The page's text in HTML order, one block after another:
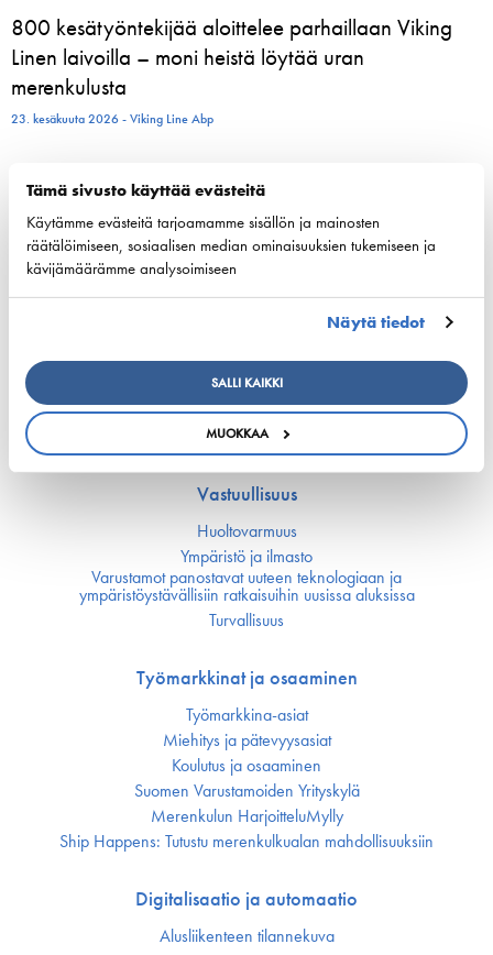
Tämä sivusto käyttää evästeitä
Käytämme evästeitä tarjoamamme sisällön ja mainosten
räätälöimiseen, sosiaalisen median ominaisuuksien tukemiseen ja
kävijämäärämme analysoimiseen
Näytä tiedot
SALLI KAIKKI
MUOKKAA
800 kesätyöntekijää aloittelee parhaillaan Viking
Linen laivoilla – moni heistä löytää uran
merenkulusta
23. kesäkuuta 2026 - Viking Line Abp
European shipping and aviation sectors urge EU to
channel ETS revenues into clean fuels
22. kesäkuuta 2026 - safety4sea.com
Kansallinen merenkulku­politiikka
EU:n merenkulku­politiikka
Merenkulun avainluvut
Vastuullisuus
Huoltovarmuus
Ympäristö ja ilmasto
Varustamot panostavat uuteen teknologiaan ja
ympäristöystävällisiin ratkaisuihin uusissa aluksissa
Turvallisuus
Työmarkkinat ja osaaminen
Työmarkkina-asiat
Miehitys ja pätevyys­asiat
Koulutus ja osaaminen
Suomen Varustamoiden Yrityskylä
Merenkulun HarjoitteluMylly
Ship Happens: Tutustu merenkulkualan mahdollisuuksiin
Digitalisaatio ja automaatio
Alusliikenteen tilannekuva